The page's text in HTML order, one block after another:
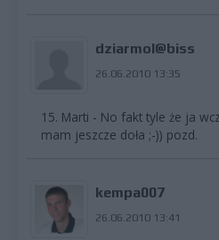
dziarmol@biss
26.06.2010 13:35
15. Marti - No fakt tyle że ja
mam jeszcze doła ;-)) pozd.
kempa007
26.06.2010 13:41